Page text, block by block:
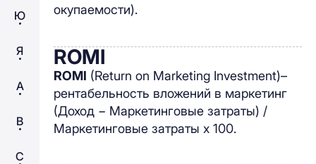
Ю
Я
A
B
C
окупаемости).
ROMI
ROMI (Return on Marketing Investment)–
рентабельность вложений в маркетинг
(Доход − Маркетинговые затраты) /
Маркетинговые затраты х 100.